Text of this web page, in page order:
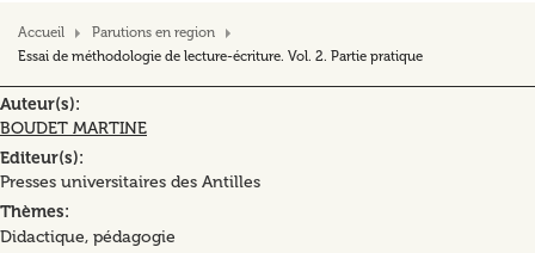
Accueil
Parutions en region
Essai de méthodologie de lecture-écriture. Vol. 2. Partie pratique
Auteur(s)
BOUDET MARTINE
Editeur(s)
Presses universitaires des Antilles
Thèmes
Didactique, pédagogie